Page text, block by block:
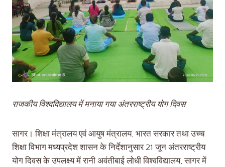
राजकीय विश्वविद्यालय में मनाया गया अंतरराष्ट्रीय योग दिवस
सागर। शिक्षा मंत्रालय एवं आयुष मंत्रालय, भारत सरकार तथा उच्च
शिक्षा विभाग मध्यप्रदेश शासन के निर्देशानुसार 21 जून अंतरराष्ट्रीय
योग दिवस के उपलक्ष्य में रानी अवंतीबाई लोधी विश्वविद्यालय, सागर में